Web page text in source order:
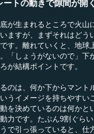
ートの動きで隙間が開
が生まれるところで火山
ますが、まずそれはどう
す。離れていくと、地
「しょうがないので」
が結構ポイントです。
のは、何か下からマント
うイメージを持ちやす
を決めているのは何か
力です。たぶん9割ぐら
で引っ張っていると、